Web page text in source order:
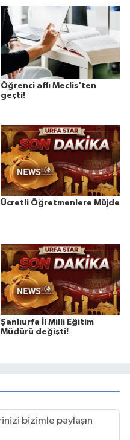
Öğrenci affı Meclis'ten
geçti!
Ücretli Öğretmenlere Müjde
Şanlıurfa İl Milli Eğitim
Müdürü değişti!